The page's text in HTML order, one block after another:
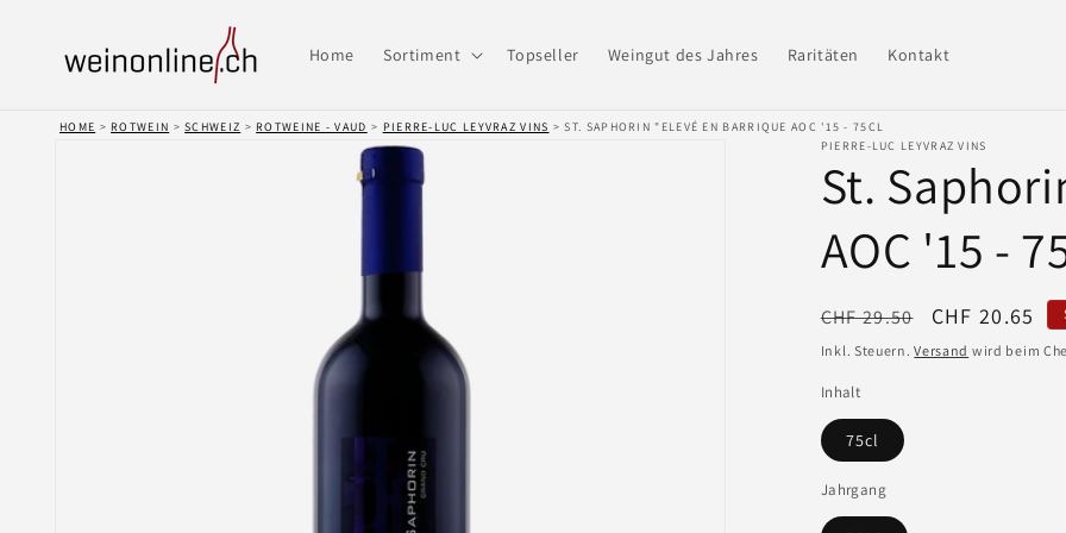
Home Sortiment Topseller Weingut des Jahres Raritäten Kontakt
HOME > ROTWEIN >SCHWEIZ > ROTWEINE - VAUD > PIERRE-LUC LEYVRAZ VINS > ST. SAPHORIN "ELEVÉ EN BARRIQUE AOC '15 - 75CL
PIERRE-LUC LEYVRAZ VINS
St.
AOC '15 -
Normaler
Preis
CHF 29.50 CHF 20.65
Inkl. Steuern.Versand wird beim
Inhalt
75cl
Jahrgang